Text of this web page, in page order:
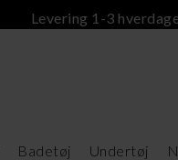
Levering 1-3
Badetøj Undertøj